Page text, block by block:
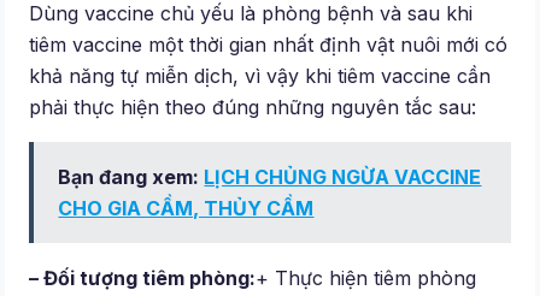
Dùng vaccine chủ yếu là phòng bệnh và sau khi
tiêm vaccine một thời gian nhất định vật nuôi mới có
khả năng tự miễn dịch, vì vậy khi tiêm vaccine cần
phải thực hiện theo đúng những nguyên tắc sau:
Bạn đang xem: LỊCH CHỦNG NGỪA VACCINE
CHO GIA CẦM, THỦY CẦM
– Đối tượng tiêm phòng:+ Thực hiện tiêm phòng